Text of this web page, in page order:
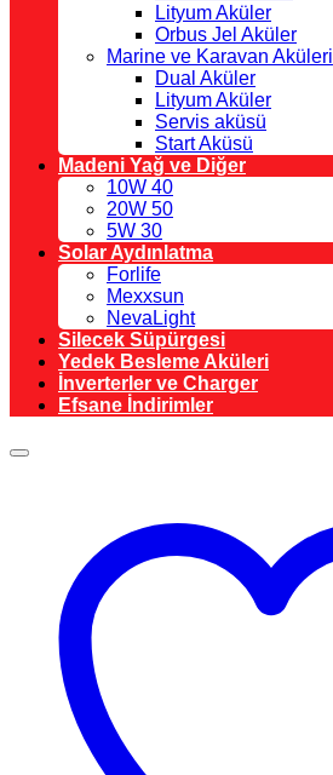
Lityum Aküler
Orbus Jel Aküler
Marine ve Karavan Aküleri
Dual Aküler
Lityum Aküler
Servis aküsü
Start Aküsü
Madeni Yağ ve Diğer
10W 40
20W 50
5W 30
Solar Aydınlatma
Forlife
Mexxsun
NevaLight
Silecek Süpürgesi
Yedek Besleme Aküleri
İnverterler ve Charger
Efsane İndirimler